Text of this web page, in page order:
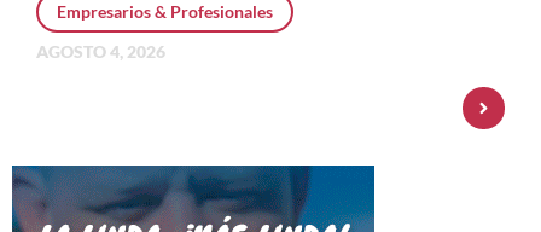
Empresarios & Profesionales
AGOSTO 4, 2026